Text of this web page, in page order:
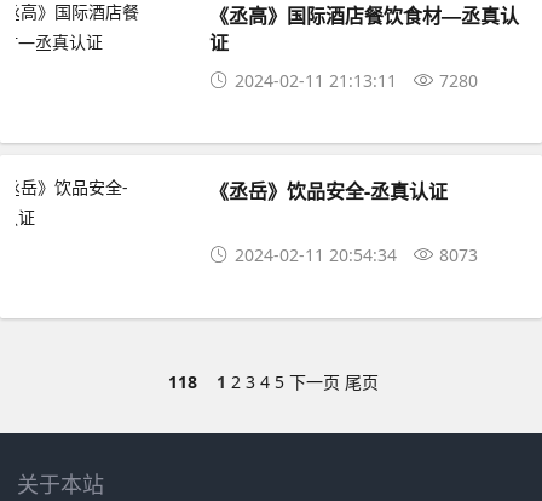
《丞高》国际酒店餐饮食材—丞真认
证
2024-02-11 21:13:11 7280
《丞岳》饮品安全-丞真认证
2024-02-11 20:54:34 8073
118 1 2 3 4 5 下一页 尾页
关于本站